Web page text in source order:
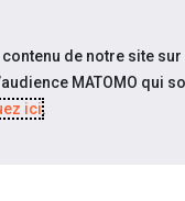
de notre site sur
MATOMO qui
ici.